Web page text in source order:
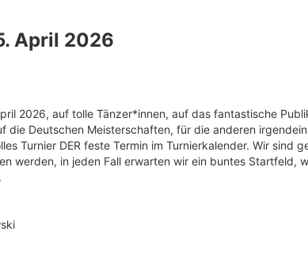
April 2026
2026, auf tolle Tänzer*innen, auf das fantastische
die Deutschen Meisterschaften, für die anderen
Turnier DER feste Termin im Turnierkalender. Wir sind
werden, in jeden Fall erwarten wir ein buntes Startfeld,